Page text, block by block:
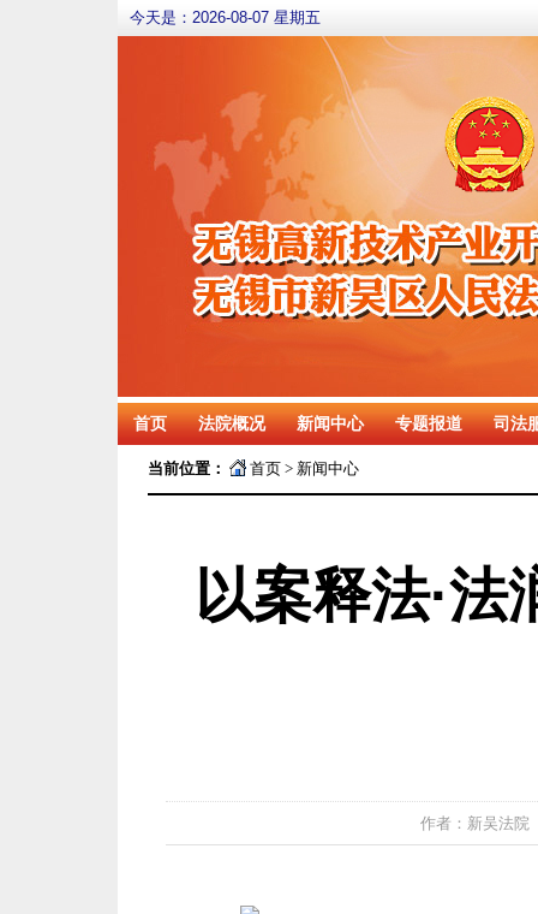
今天是： 2026-08-07 星期五
首页 法院概况 新闻中心 专题报道 司法
当前位置： 首页 > 新闻中心
以案释法·
作者：新吴法院